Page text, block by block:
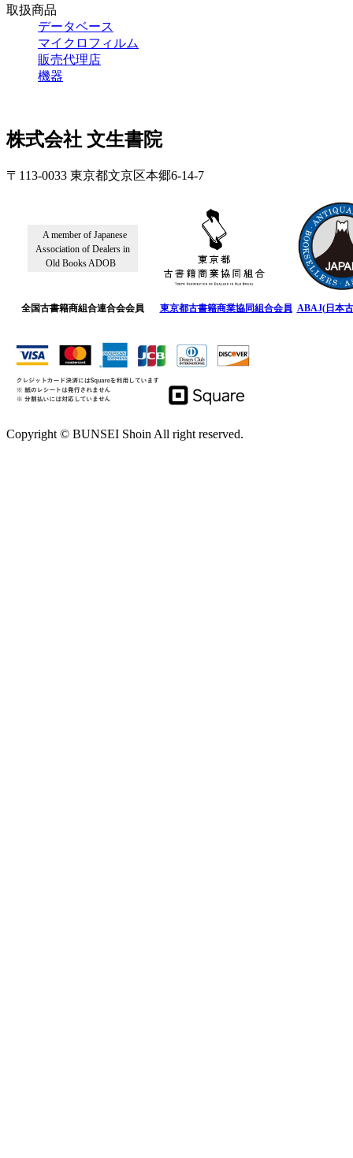
取扱商品
データベース
マイクロフィルム
販売代理店
機器
株式会社 文生書院
〒113-0033 東京都文京区本郷6-14-7
A member of Japanese
Association of Dealers in
Old Books ADOB
全国古書籍商組合連合会会員 東京都古書籍商業協同組合会員 ABAJ(日本
Copyright © BUNSEI Shoin All right reserved.